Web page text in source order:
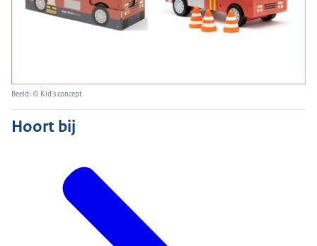
Beeld: © Kid's concept
Hoort bij